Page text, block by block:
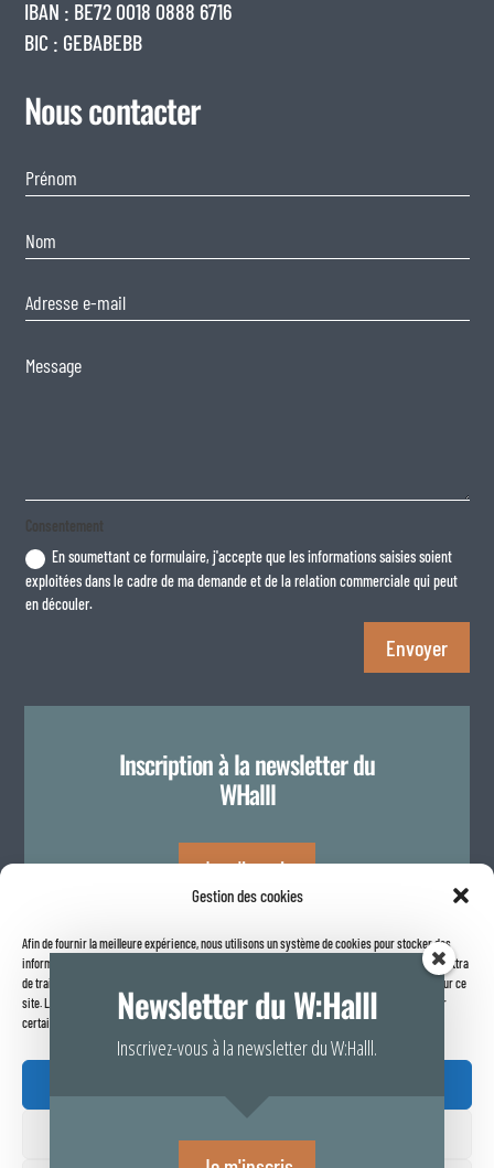
Gestion des cookies
Afin de fournir la meilleure expérience, nous utilisons un système de cookies pour stocker des
informations sur votre navigateur internet. Le fait de consentir à ces technologies nous permettra
de traiter des données telles que le comportement de navigation ou les identifiants uniques sur ce
site. Le fait de ne pas consentir ou de retirer son consentement peut avoir un effet négatif sur
certaines caractéristiques et fonctions.
IBAN : BE72 0018 0888 6716
BIC : GEBABEBB
Nous contacter
Consentement
En soumettant ce formulaire, j'accepte que les informations saisies soient
exploitées dans le cadre de ma demande et de la relation commerciale qui peut
en découler.
Envoyer
Inscription à la newsletter du
WHalll
Je m'inscris
Rapport de transparence 2025
Newsletter du W:Halll
Inscrivez-vous à la newsletter du W:Halll.